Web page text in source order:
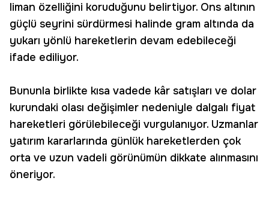
liman özelliğini koruduğunu belirtiyor. Ons altının
güçlü seyrini sürdürmesi halinde gram altında da
yukarı yönlü hareketlerin devam edebileceği
ifade ediliyor.
Bununla birlikte kısa vadede kâr satışları ve dolar
kurundaki olası değişimler nedeniyle dalgalı fiyat
hareketleri görülebileceği vurgulanıyor. Uzmanlar
yatırım kararlarında günlük hareketlerden çok
orta ve uzun vadeli görünümün dikkate alınmasını
öneriyor.